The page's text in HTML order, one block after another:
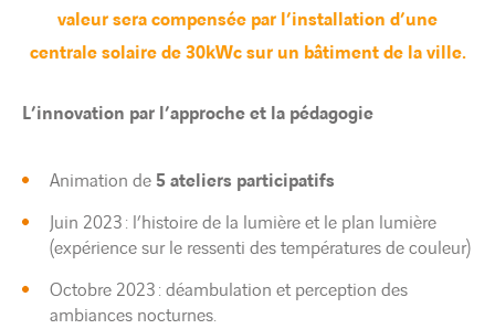
valeur sera compensée par l’installation d’une
centrale solaire de 30kWc sur un bâtiment de la ville.
L’innovation par l’approche et la pédagogie
Animation de 5 ateliers participatifs
Juin 2023 : l’histoire de la lumière et le plan lumière
(expérience sur le ressenti des températures de couleur)
Octobre 2023 : déambulation et perception des
ambiances nocturnes.